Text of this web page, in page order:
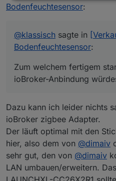
vielen Dank für die
Zum welchem
ioBroker-Anbindung
Philips Hue? Xiaomi
Bodenfeuchtesensor:
@klassisch sagte in
Bodenfeuchtesensor:
Zum welchem fertigem
ioBroker-Anbindung
Dazu kann ich leider nichts
ioBroker zigbee Adapter.
Der läuft optimal mit den
hier, also dem von @dimaiv
sehr gut, den von @dimaiv
LAN umbauen/erweitern.